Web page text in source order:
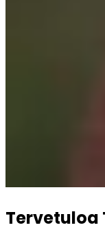
Tervetuloa